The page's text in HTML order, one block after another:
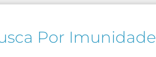
Por Imunidade